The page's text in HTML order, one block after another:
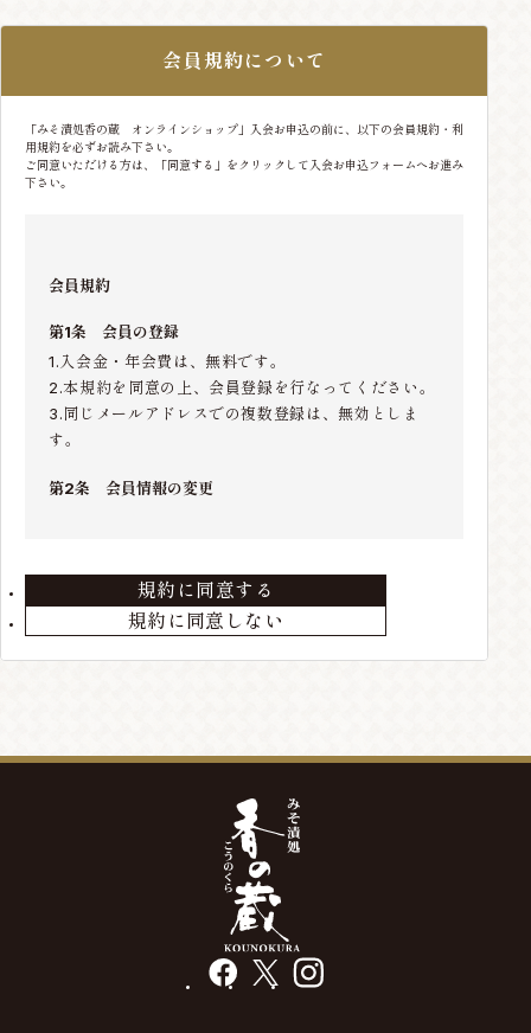
会員規約について
「みそ漬処香の蔵 オンラインショップ」入会お申込の前に、以下の会員規約・利
用規約を必ずお読み下さい。
ご同意いただける方は、「同意する」をクリックして入会お申込フォームへお進み
下さい。
会員規約
第1条 会員の登録
1.入会金・年会費は、無料です。
2.本規約を同意の上、会員登録を行なってください。
3.同じメールアドレスでの複数登録は、無効としま
す。
第2条 会員情報の変更
第3条 会員の退会
会員が退会を希望する場合には、当店までメールにて
当店の判断により、本サービスを変更・廃止をするこ
最終の発送から、3年以上経過している場合や、メー
ルアドレス等の不通が発生した場合には、会員情報を
削除する場合があります。
規約に同意しない
規約に同意する
facebook instagram